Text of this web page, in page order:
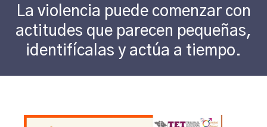
La violencia puede comenzar con
actitudes que parecen pequeñas,
identifícalas y actúa a tiempo.